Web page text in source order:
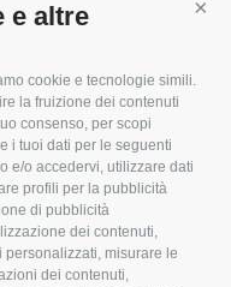
e altre
cookie e tecnologie simili.
la fruizione dei contenuti
consenso, per scopi
i tuoi dati per le seguenti
e/o accedervi, utilizzare dati
profili per la pubblicità
di pubblicità
dei contenuti,
misurare le
dei contenuti,
Tecnico
Fiscale
Lavoro
Ambiente